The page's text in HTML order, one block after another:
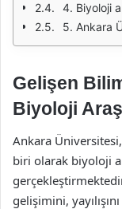
4. Biyoloji
5. Ankara
Gelişen
Biyoloji
Ankara
biri olarak biyoloji
gelişimini,